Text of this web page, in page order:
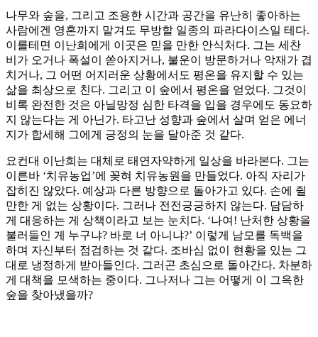
나무와 숲을, 그리고 조용한 시간과 공간을 유난히 좋아하는
사람에겐 영혼까지 맡겨도 무방할 일종의 파라다이스일 테다.
이를테면 이난희에게 이곳은 믿을 만한 안식처다. 그는 세찬
비가 오거나 폭설이 쏟아지거나, 불운이 방문하거나 악재가 겹
치거나, 그 어떤 어지러운 상황에서도 평온을 유지할 수 있는
삶을 최상으로 친다. 그리고 이 숲에서 평온을 얻었다. 그것이
비록 완전한 것은 아닐망정 심한 타격을 입을 경우에도 동요하
지 않는다는 게 아닌가. 타고난 성향과 숲에서 살며 얻은 에너
지가 합세해 그에게 긍정의 눈을 달아준 것 같다.
요컨대 이난희는 대체로 태연자약하게 일상을 바라본다. 그는
이른바 ‘치유농업’에 꽂혀 치유농원을 만들었다. 아직 자리가
잡히진 않았다. 예상과 다른 방향으로 돌아가고 있다. 손에 쥘
만한 게 없는 상황이다. 그러나 전전긍긍하지 않는다. 담담하
게 대응하는 게 상책이라고 보는 눈치다. ‘나여! 난처한 상황을
불러들인 게 누구냐? 바로 너 아니냐?’ 이렇게 남모를 독백을
하며 자신부터 점검하는 것 같다. 조바심 없이 현황을 있는 그
대로 냉정하게 받아들인다. 그러곤 초심으로 돌아간다. 차분하
게 대책을 모색하는 중이다. 그나저나 그는 어떻게 이 그윽한
숲을 찾아냈을까?